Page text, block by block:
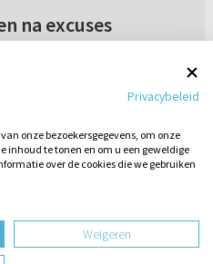
na excuses
van een ouderling in de
het censuur
als hij...
28-12-2020
design website door
ontwikkeling door
een vraag
Privacybeleid
onze bezoekersgegevens, om onze
inhoud te tonen en om u een geweldige
over de cookies die we gebruiken
Weigeren